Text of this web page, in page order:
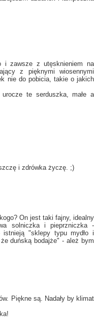
i zawsze z utęsknieniem na
z pięknymi wiosennymi
nie do pobicia, takie o jakich
te serduszka, małe a
i zdrówka życzę. ;)
On jest taki fajny, idealny
solniczka i pieprzniczka -
istnieją "sklepy typu mydło i
duńską bodajże" - ależ bym
Piękne są. Nadały by klimat